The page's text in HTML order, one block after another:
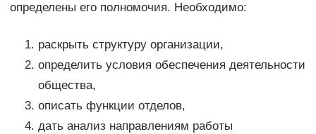
определены его полномочия. Необходимо:
раскрыть структуру организации,
определить условия обеспечения деятельности
общества,
описать функции отделов,
дать анализ направлениям работы